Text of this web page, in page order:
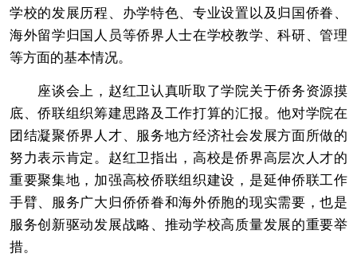
学校的发展历程、办学特色、专业设置以及归国侨眷、
海外留学归国人员等侨界人士在学校教学、科研、管理
等方面的基本情况。
座谈会上，赵红卫认真听取了学院关于侨务资源摸
底、侨联组织筹建思路及工作打算的汇报。他对学院在
团结凝聚侨界人才、服务地方经济社会发展方面所做的
努力表示肯定。赵红卫指出，高校是侨界高层次人才的
重要聚集地，加强高校侨联组织建设，是延伸侨联工作
手臂、服务广大归侨侨眷和海外侨胞的现实需要，也是
服务创新驱动发展战略、推动学校高质量发展的重要举
措。